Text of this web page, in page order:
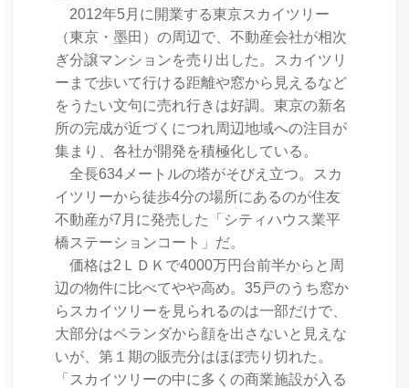
2012年5月に開業する東京スカイツリー
（東京・墨田）の周辺で、不動産会社が相次
ぎ分譲マンションを売り出した。スカイツリ
ーまで歩いて行ける距離や窓から見えるなど
をうたい文句に売れ行きは好調。東京の新名
所の完成が近づくにつれ周辺地域への注目が
集まり、各社が開発を積極化している。
全長634メートルの塔がそびえ立つ。スカ
イツリーから徒歩4分の場所にあるのが住友
不動産が7月に発売した「シティハウス業平
橋ステーションコート」だ。
価格は2ＬＤＫで4000万円台前半からと周
辺の物件に比べてやや高め。35戸のうち窓か
らスカイツリーを見られるのは一部だけで、
大部分はベランダから顔を出さないと見えな
いが、第１期の販売分はほぼ売り切れた。
「スカイツリーの中に多くの商業施設が入る